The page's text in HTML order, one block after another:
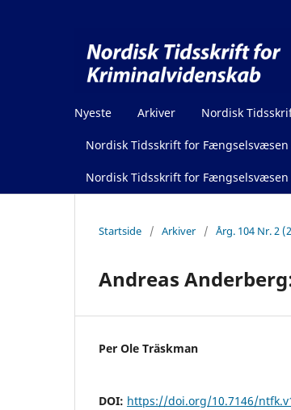
Nyeste Arkiver Nordisk
Nordisk Tidsskrift for
Nordisk Tidsskrift for
Startside / Arkiver / Årg. 104 Nr. 2
Andreas
Per Ole Träskman
DOI: https://doi.org/10.7146/